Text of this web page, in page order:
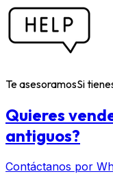
Te asesoramosSi
Quieres
antiguos?
Contáctanos por